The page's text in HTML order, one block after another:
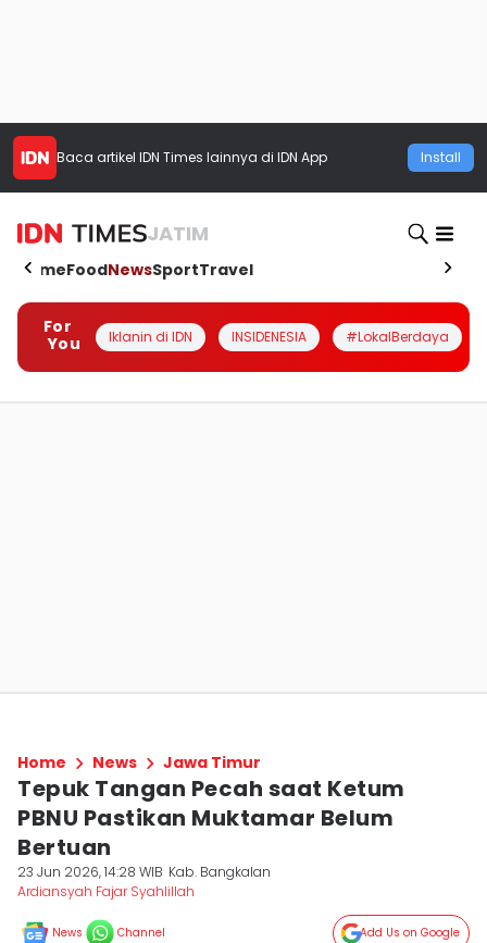
Baca artikel IDN Times lainnya di IDN App Install
JATIM
HomeFoodNewsSportTravel
For
You
Iklanin di IDN INSIDENESIA #LokalBerdaya
Home News Jawa Timur
Tepuk Tangan Pecah saat Ketum
PBNU Pastikan Muktamar Belum
Bertuan
23 Jun 2026, 14:28 WIB Kab. Bangkalan
Ardiansyah Fajar Syahlillah
News Channel Add Us on Google